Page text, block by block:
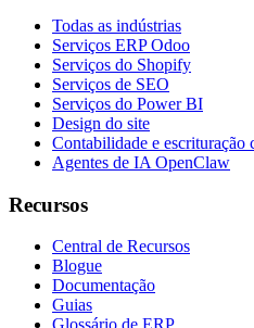
Todas as indústrias
Serviços ERP Odoo
Serviços do Shopify
Serviços de SEO
Serviços do Power BI
Design do site
Contabilidade e escrituração
Agentes de IA OpenClaw
Recursos
Central de Recursos
Blogue
Documentação
Guias